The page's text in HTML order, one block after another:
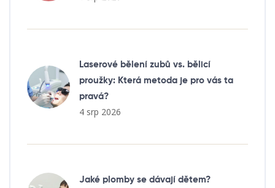
Laserové bělení zubů vs. bělicí
proužky: Která metoda je pro vás ta
pravá?
4 srp 2026
Jaké plomby se dávají dětem?